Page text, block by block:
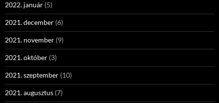
2022. január (5)
2021. december (6)
2021. november (9)
2021. október (3)
2021. szeptember (10)
2021. augusztus (7)